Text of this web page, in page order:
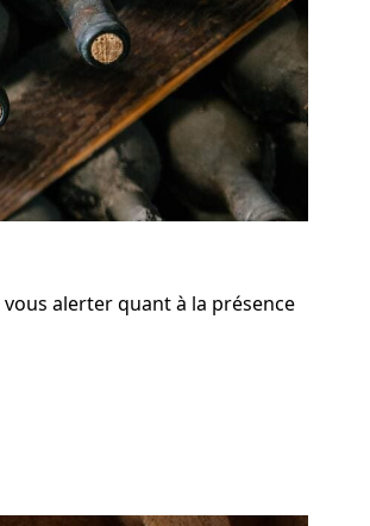
alerter quant à la présence